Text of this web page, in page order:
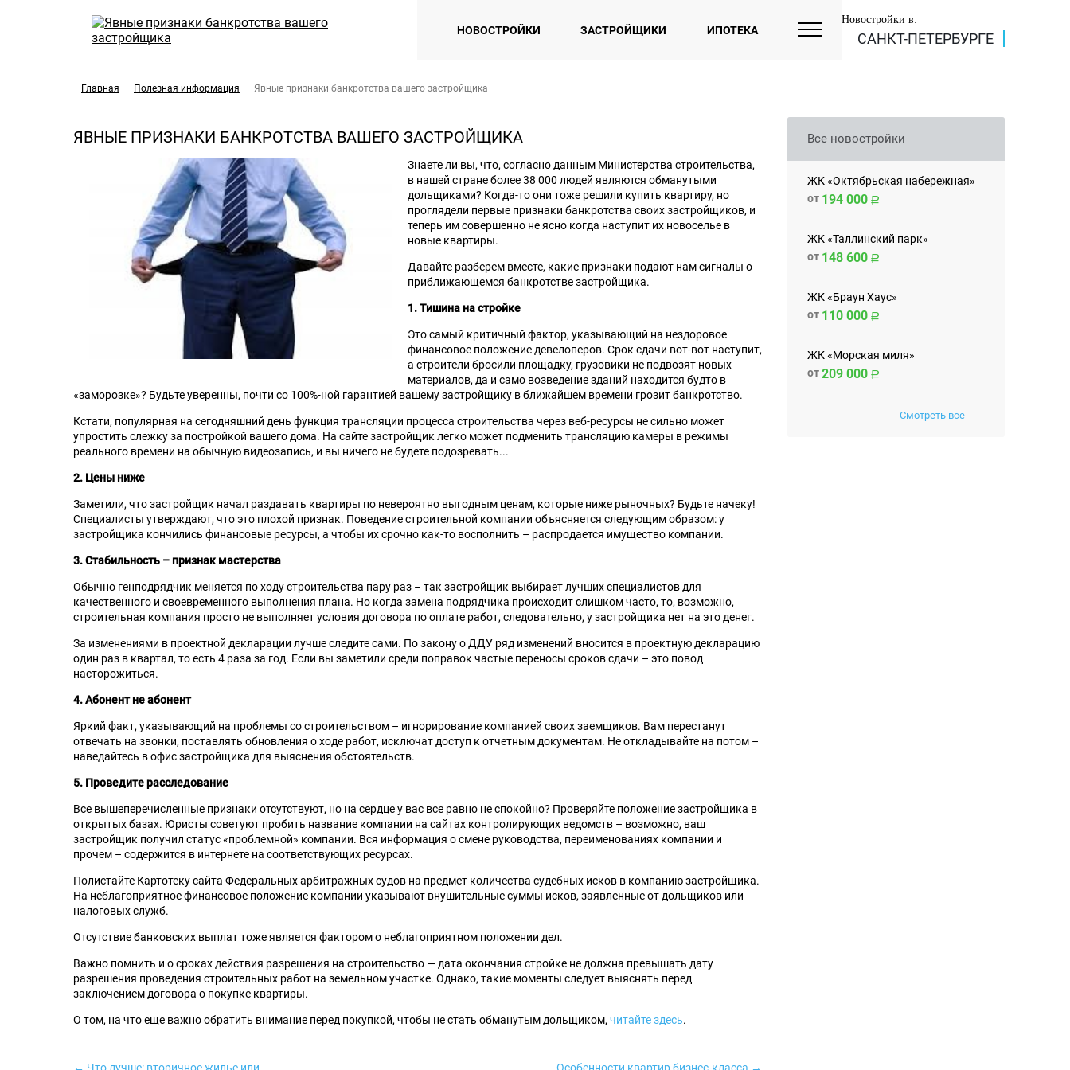
НОВОСТРОЙКИ ЗАСТРОЙЩИКИ ИПОТЕКА
Новостройки в:
САНКТ-ПЕТЕРБУРГЕ
Главная Полезная информация Явные признаки банкротства вашего застройщика
ЯВНЫЕ ПРИЗНАКИ БАНКРОТСТВА ВАШЕГО ЗАСТРОЙЩИКА
Знаете ли вы, что, согласно данным Министерства строительства,
в нашей стране более 38 000 людей являются обманутыми
дольщиками? Когда-то они тоже решили купить квартиру, но
проглядели первые признаки банкротства своих застройщиков, и
теперь им совершенно не ясно когда наступит их новоселье в
новые квартиры.
Давайте разберем вместе, какие признаки подают нам сигналы о
приближающемся банкротстве застройщика.
1. Тишина на стройке
Это самый критичный фактор, указывающий на нездоровое
финансовое положение девелоперов. Срок сдачи вот-вот наступит,
а строители бросили площадку, грузовики не подвозят новых
материалов, да и само возведение зданий находится будто в
«заморозке»? Будьте уверенны, почти со 100%-ной гарантией вашему застройщику в ближайшем времени грозит банкротство.
Кстати, популярная на сегодняшний день функция трансляции процесса строительства через веб-ресурсы не сильно может
упростить слежку за постройкой вашего дома. На сайте застройщик легко может подменить трансляцию камеры в режимы
реального времени на обычную видеозапись, и вы ничего не будете подозревать...
2. Цены ниже
Заметили, что застройщик начал раздавать квартиры по невероятно выгодным ценам, которые ниже рыночных? Будьте начеку!
Специалисты утверждают, что это плохой признак. Поведение строительной компании объясняется следующим образом: у
застройщика кончились финансовые ресурсы, а чтобы их срочно как-то восполнить – распродается имущество компании.
3. Стабильность – признак мастерства
Обычно генподрядчик меняется по ходу строительства пару раз – так застройщик выбирает лучших специалистов для
качественного и своевременного выполнения плана. Но когда замена подрядчика происходит слишком часто, то, возможно,
строительная компания просто не выполняет условия договора по оплате работ, следовательно, у застройщика нет на это денег.
За изменениями в проектной декларации лучше следите сами. По закону о ДДУ ряд изменений вносится в проектную декларацию
один раз в квартал, то есть 4 раза за год. Если вы заметили среди поправок частые переносы сроков сдачи – это повод
насторожиться.
4. Абонент не абонент
Яркий факт, указывающий на проблемы со строительством – игнорирование компанией своих заемщиков. Вам перестанут
отвечать на звонки, поставлять обновления о ходе работ, исключат доступ к отчетным документам. Не откладывайте на потом –
наведайтесь в офис застройщика для выяснения обстоятельств.
5. Проведите расследование
Все вышеперечисленные признаки отсутствуют, но на сердце у вас все равно не спокойно? Проверяйте положение застройщика в
открытых базах. Юристы советуют пробить название компании на сайтах контролирующих ведомств – возможно, ваш
застройщик получил статус «проблемной» компании. Вся информация о смене руководства, переименованиях компании и
прочем – содержится в интернете на соответствующих ресурсах.
Полистайте Картотеку сайта Федеральных арбитражных судов на предмет количества судебных исков в компанию застройщика.
На неблагоприятное финансовое положение компании указывают внушительные суммы исков, заявленные от дольщиков или
налоговых служб.
Отсутствие банковских выплат тоже является фактором о неблагоприятном положении дел.
Важно помнить и о сроках действия разрешения на строительство — дата окончания стройке не должна превышать дату
разрешения проведения строительных работ на земельном участке. Однако, такие моменты следует выяснять перед
заключением договора о покупке квартиры.
О том, на что еще важно обратить внимание перед покупкой, чтобы не стать обманутым дольщиком,читайте здесь.
Все новостройки
ЖК «Октябрьская набережная»
от 194 000
ЖК «Таллинский парк»
от 148 600
ЖК «Браун Хаус»
от 110 000
ЖК «Морская миля»
от209 000
Смотреть все